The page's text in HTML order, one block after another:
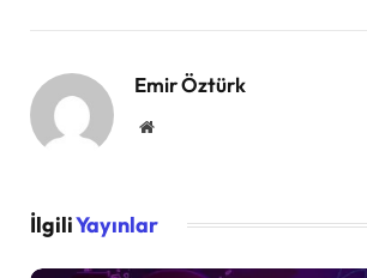
Emir Öztürk
Website
İlgiliYayınlar